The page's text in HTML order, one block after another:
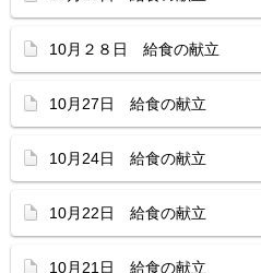
10月２８日 給食の献立
10月27日 給食の献立
10月24日 給食の献立
10月22日 給食の献立
10月21日 給食の献立